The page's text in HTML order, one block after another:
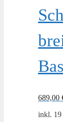
689,00
inkl.